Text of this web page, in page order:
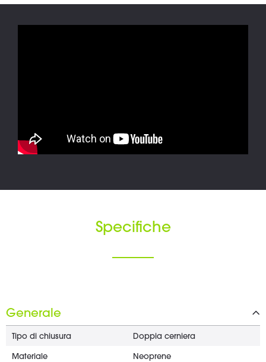
Specifiche
Generale
Tipo di chiusura Doppia cerniera
Materiale Neoprene